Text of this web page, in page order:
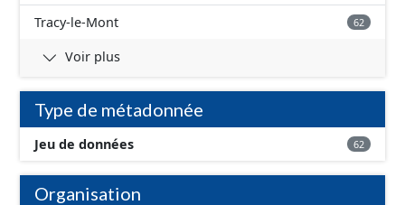
Tracy-le-Mont 62
Voir plus
Type de métadonnée
Jeu de données 62
Organisation